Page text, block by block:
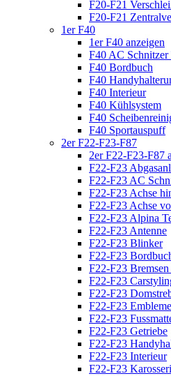
F20-F21
F20-F21
1er F40
1er F40 anzeigen
F40 AC Schnitzer
F40 Bordbuch
F40
F40 Interieur
F40 Kühlsystem
F40
F40 Sportauspuff
2er F22-F23-F87
2er F22-F23-F87
F22-F23
F22-F23 AC
F22-F23 Achse
F22-F23 Achse
F22-F23 Alpina
F22-F23 Antenne
F22-F23 Blinker
F22-F23
F22-F23
F22-F23
F22-F23
F22-F23 Embleme
F22-F23
F22-F23 Getriebe
F22-F23
F22-F23 Interieur
F22-F23